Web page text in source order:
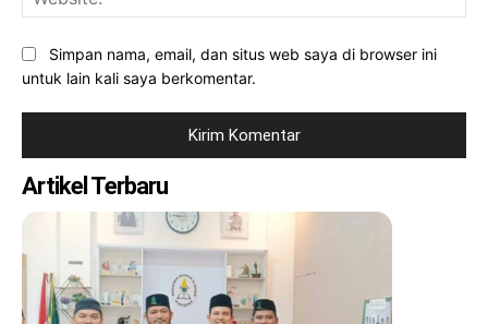
Simpan nama, email, dan situs web saya di browser ini
untuk lain kali saya berkomentar.
Artikel Terbaru